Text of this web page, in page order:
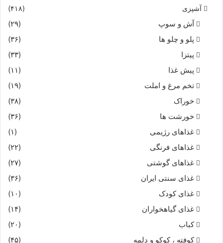
آشپزی (۴۱۸)
آش و سوپ
(۲۹)
پلو و چلو ها
(۳۶)
پیتزا
(۳۳)
پیش غذا
(۱۱)
تخم مرغ و املت
(۱۹)
خوراک
(۳۸)
خورشت ها
(۳۶)
غذاهای رژیمی
(۱)
غذاهای فرنگی
(۲۲)
غذاهای گوشتی
(۲۷)
غذای سنتی ایران
(۳۶)
غذای کودک
(۱۰)
غذای گیاهخواران
(۱۴)
کباب
(۲۰)
کوفته ، کوکو و دلمه
(۴۵)